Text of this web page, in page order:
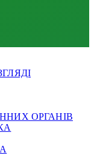
ОРГАНІВ